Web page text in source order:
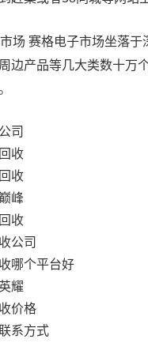
场 赛格电子市场坐落
边产品等几大类数十万
司
收
收
峰
收
公司
哪个平台好
耀
价格
系方式